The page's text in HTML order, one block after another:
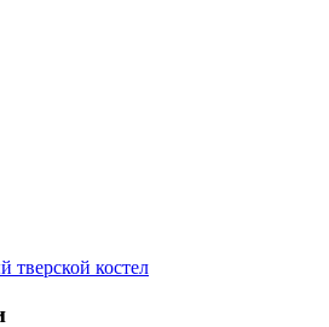
тверской костел